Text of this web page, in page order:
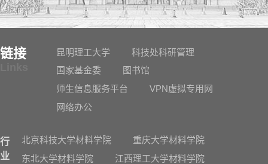
链接 昆明理工大学
科技处科研管理
国家基金委
图书馆
师生信息服务平台
VPN虚拟专用网
网络办公
行
业
北京科技大学材料学院
重庆大学材料学院
东北大学材料学院
江西理工大学材料学院